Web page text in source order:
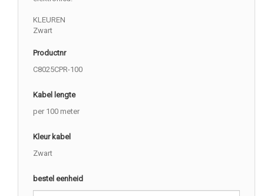
KLEUREN
Zwart
Productnr
C8025CPR-100
Kabel lengte
per 100 meter
Kleur kabel
Zwart
bestel eenheid